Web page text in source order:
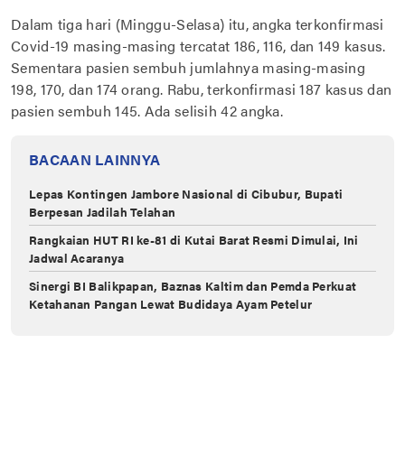
Dalam tiga hari (Minggu-Selasa) itu, angka terkonfirmasi
Covid-19 masing-masing tercatat 186, 116, dan 149 kasus.
Sementara pasien sembuh jumlahnya masing-masing
198, 170, dan 174 orang. Rabu, terkonfirmasi 187 kasus dan
pasien sembuh 145. Ada selisih 42 angka.
BACAAN LAINNYA
Lepas Kontingen Jambore Nasional di Cibubur, Bupati
Berpesan Jadilah Telahan
Rangkaian HUT RI ke-81 di Kutai Barat Resmi Dimulai, Ini
Jadwal Acaranya
Sinergi BI Balikpapan, Baznas Kaltim dan Pemda Perkuat
Ketahanan Pangan Lewat Budidaya Ayam Petelur